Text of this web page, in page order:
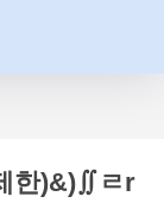
한)&)∬ㄹr